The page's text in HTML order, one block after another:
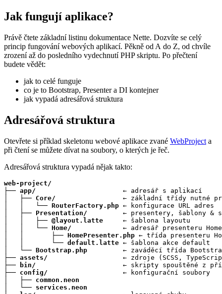
Jak fungují aplikace?
Právě čtete základní listinu dokumentace Nette. Dozvíte se celý
princip fungování webových aplikací. Pěkně od A do Z, od chvíle
zrození až do posledního vydechnutí PHP skriptu. Po přečtení
budete vědět:
jak to celé funguje
co je to Bootstrap, Presenter a DI kontejner
jak vypadá adresářová struktura
Adresářová struktura
Otevřete si příklad skeletonu webové aplikace zvané WebProject a
při čtení se můžete dívat na soubory, o kterých je řeč.
Adresářová struktura vypadá nějak takto:
web-project/
├── app/
                      ← adresář s aplikací
│   ├── Core/
← základní třídy nutné
│   │   └── RouterFactory.php ← konfigurace URL adres
│   ├── Presentation/
← presentery, šablony &
│   │   ├── @layout.latte
     ← šablona layoutu
│   │   └── Home/
             ← adresář presenteru Home
│   │       ├── HomePresenter.php ← třída presenteru
│   │       └── default.latte ← šablona akce default
│   └── Bootstrap.php
← zaváděcí třída
├── assets/
← zdroje (SCSS,
├──
bin/
← skripty spouštěné z
├── config/
                   ← konfigurační soubory
│   ├── common.neon
│   └── services.neon